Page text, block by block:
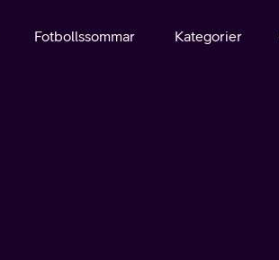
Fotbollssommar Kategorier